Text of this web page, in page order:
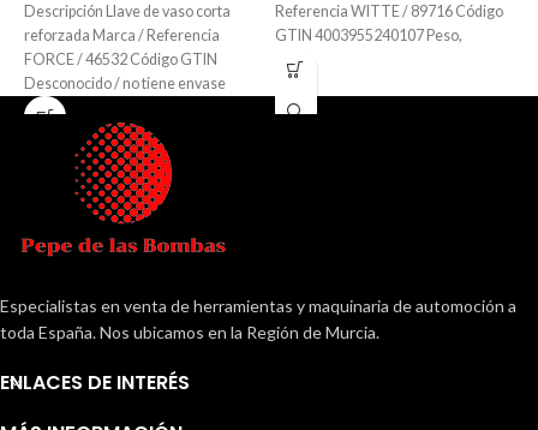
Descripción Llave de vaso corta
reforzada Marca / Referencia
FORCE / 46532 Código GTIN
Desconocido / no tiene envase
Peso,
Referencia WITTE / 89716 Código
GTIN 4003955240107 Peso,
dimensiones, materiales Peso:
Especialistas en venta de herramientas y maquinaria de automoción a
toda España. Nos ubicamos en la Región de Murcia.
ENLACES DE INTERÉS